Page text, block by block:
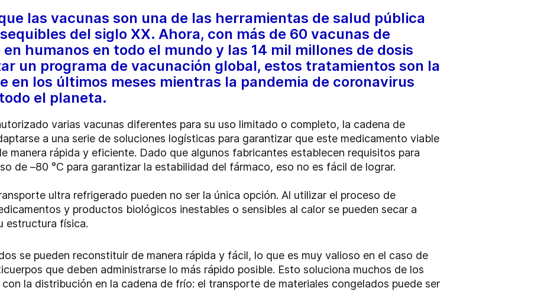
las vacunas son una de las herramientas de salud pública
del siglo XX. Ahora, con más de 60 vacunas de
en humanos en todo el mundo y las 14 mil millones de dosis
un programa de vacunación global, estos tratamientos son la
en los últimos meses mientras la pandemia de coronavirus
el planeta.
varias vacunas diferentes para su uso limitado o completo, la cadena de
a una serie de soluciones logísticas para garantizar que este medicamento viable
manera rápida y eficiente. Dado que algunos fabricantes establecen requisitos para
de –80 °C para garantizar la estabilidad del fármaco, eso no es fácil de lograr.
ultra refrigerado pueden no ser la única opción. Al utilizar el proceso de
y productos biológicos inestables o sensibles al calor se pueden secar a
estructura física.
se pueden reconstituir de manera rápida y fácil, lo que es muy valioso en el caso de
que deben administrarse lo más rápido posible. Esto soluciona muchos de los
la distribución en la cadena de frío: el transporte de materiales congelados puede ser